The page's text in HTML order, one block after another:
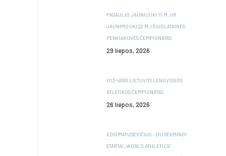
PASAULIO JAUNIŲ (IKI 17 M.) IR
JAUNIMO (IKI 22 M.) ŠIUOLAIKINĖS
PENKIAKOVĖS ČEMPIONATAS
29 liepos, 2026
103-IASIS LIETUVOS LENGVOSIOS
ATLETIKOS ČEMPIONATAS
26 liepos, 2026
EDIS MATUSEVIČIUS – DU SĖKMINGI
STARTAI „WORLD ATHLETICS“